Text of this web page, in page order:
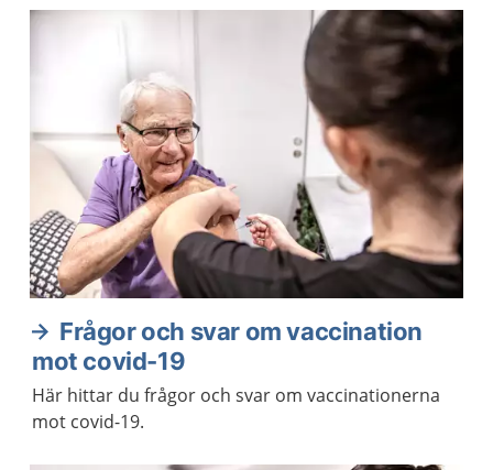
Frågor och svar om vaccination
mot covid-19
Här hittar du frågor och svar om vaccinationerna
mot covid-19.